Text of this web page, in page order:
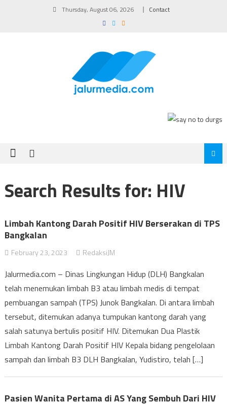
Thursday, August 06, 2026 Contact
Search Results for: HIV
Limbah Kantong Darah Positif HIV Berserakan di TPS
Bangkalan
February 23, 2023 RedaksiJM
Jalurmedia.com – Dinas Lingkungan Hidup (DLH) Bangkalan
telah menemukan limbah B3 atau limbah medis di tempat
pembuangan sampah (TPS) Junok Bangkalan. Di antara limbah
tersebut, ditemukan adanya tumpukan kantong darah yang
salah satunya bertulis positif HIV. Ditemukan Dua Plastik
Limbah Kantong Darah Positif HIV Kepala bidang pengelolaan
sampah dan limbah B3 DLH Bangkalan, Yudistiro, telah […]
Pasien Wanita Pertama di AS Yang Sembuh Dari HIV